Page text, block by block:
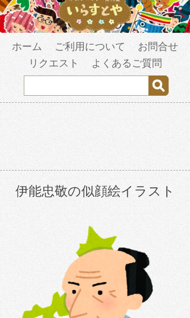
ホーム ご利用について
お問合せ
リクエスト
よくあるご質問
伊能忠敬の似顔絵イラスト